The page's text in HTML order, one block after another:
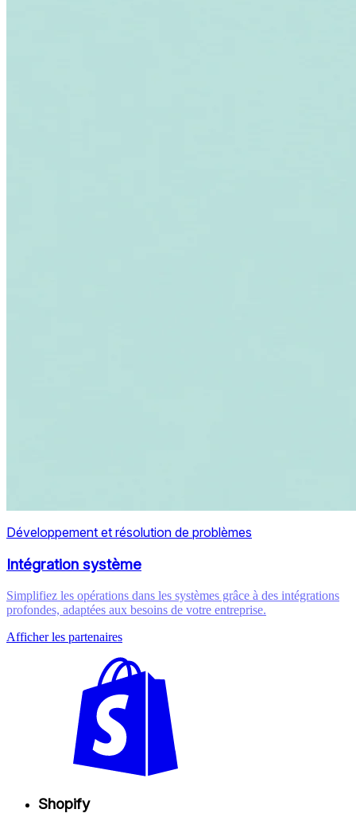
Développement et résolution de problèmes
Intégration système
Simplifiez les opérations dans les systèmes grâce à des intégrations
profondes, adaptées aux besoins de votre entreprise.
Afficher les partenaires
Shopify